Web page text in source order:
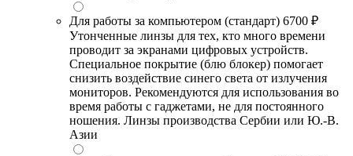
Для работы за компьютером (стандарт) 6700 ₽
Утонченные линзы для тех, кто много времени
проводит за экранами цифровых устройств.
Специальное покрытие (блю блокер) помогает
снизить воздействие синего света от излучения
мониторов. Рекомендуются для использования во
время работы с гаджетами, не для постоянного
ношения. Линзы производства Сербии или Ю.-В.
Азии